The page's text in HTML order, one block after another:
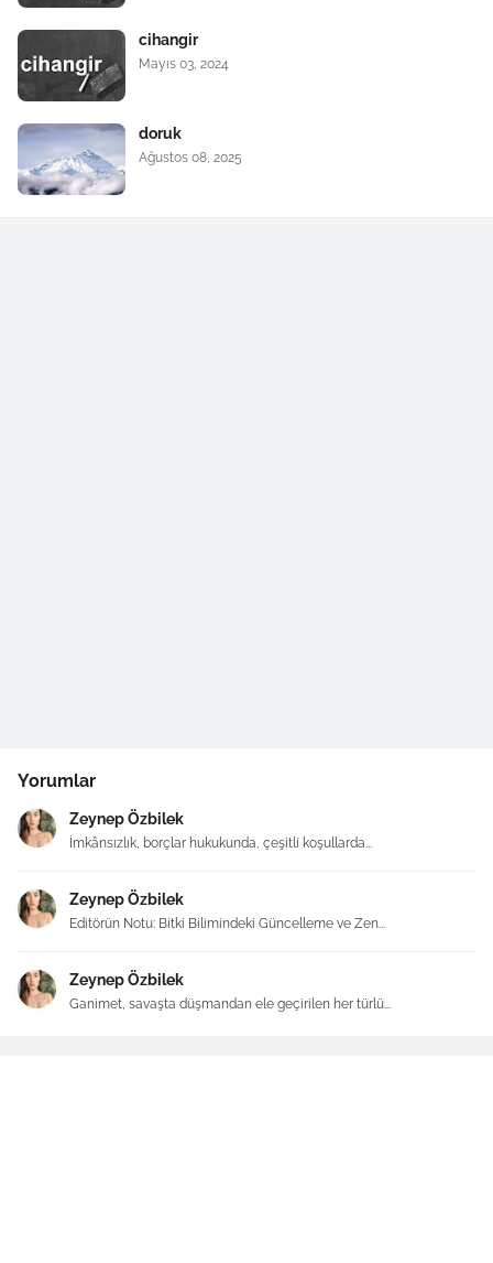
cihangir
Mayıs 03, 2024
doruk
Ağustos 08, 2025
Yorumlar
Zeynep Özbilek
İmkânsızlık, borçlar hukukunda, çeşitli koşullarda...
Zeynep Özbilek
Editörün Notu: Bitki Bilimindeki Güncelleme ve Zen...
Zeynep Özbilek
Ganimet, savaşta düşmandan ele geçirilen her türlü...